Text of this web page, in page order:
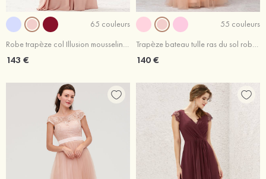
65 couleurs
143 €
55 couleurs
140 €